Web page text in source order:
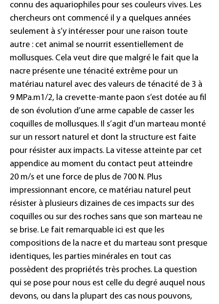
connu des aquariophiles pour ses couleurs vives. Les
chercheurs ont commencé il y a quelques années
seulement à s’y intéresser pour une raison toute
autre : cet animal se nourrit essentiellement de
mollusques. Cela veut dire que malgré le fait que la
nacre présente une ténacité extrême pour un
matériau naturel avec des valeurs de ténacité de 3 à
9 MPa.m1/2, la crevette-mante paon s’est dotée au fil
de son évolution d’une arme capable de casser les
coquilles de mollusques. Il s’agit d’un marteau monté
sur un ressort naturel et dont la structure est faite
pour résister aux impacts. La vitesse atteinte par cet
appendice au moment du contact peut atteindre
20 m/s et une force de plus de 700 N. Plus
impressionnant encore, ce matériau naturel peut
résister à plusieurs dizaines de ces impacts sur des
coquilles ou sur des roches sans que son marteau ne
se brise. Le fait remarquable ici est que les
compositions de la nacre et du marteau sont presque
identiques, les parties minérales en tout cas
possèdent des propriétés très proches. La question
qui se pose pour nous est celle du degré auquel nous
devons, ou dans la plupart des cas nous pouvons,